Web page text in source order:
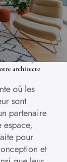
dans le
vos projets
architecte
où les
sont
partenaire
pour
et